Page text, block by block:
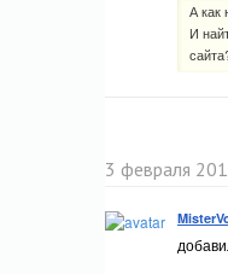
А как
И
3 февраля